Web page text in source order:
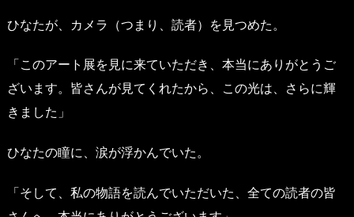
ひなたが、カメラ（つまり、読者）を見つめた。
「このアート展を見に来ていただき、本当にありがとうご
ざいます。皆さんが見てくれたから、この光は、さらに輝
きました」
ひなたの瞳に、涙が浮かんでいた。
「そして、私の物語を読んでいただいた、全ての読者の皆